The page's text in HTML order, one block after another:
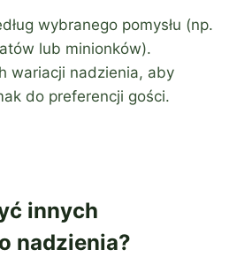
wybranego pomysłu (np.
lub minionków).
wariacji nadzienia, aby
do preferencji gości.
innych
nadzienia?